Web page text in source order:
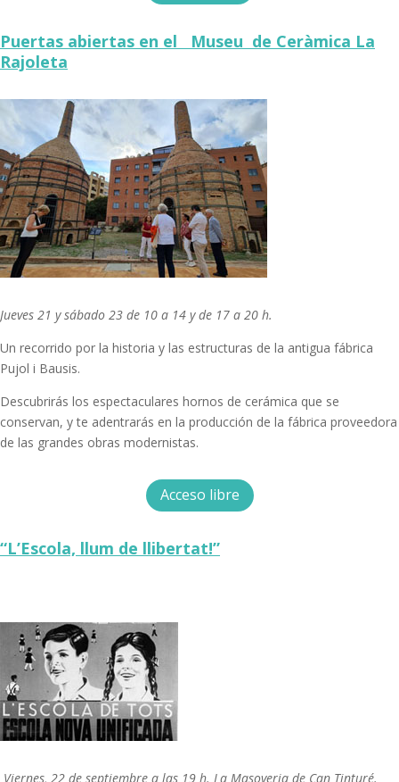
Puertas abiertas en el Museu de Ceràmica La
Rajoleta
Jueves 21 y sábado 23 de 10 a 14 y de 17 a 20 h.
Un recorrido por la historia y las estructuras de la antigua fábrica
Pujol i Bausis.
Descubrirás los espectaculares hornos de cerámica que se
conservan, y te adentrarás en la producción de la fábrica proveedora
de las grandes obras modernistas.
Acceso libre
“L’Escola, llum de llibertat!”
Viernes, 22 de septiembre a las 19 h. La Masoveria de Can Tinturé.